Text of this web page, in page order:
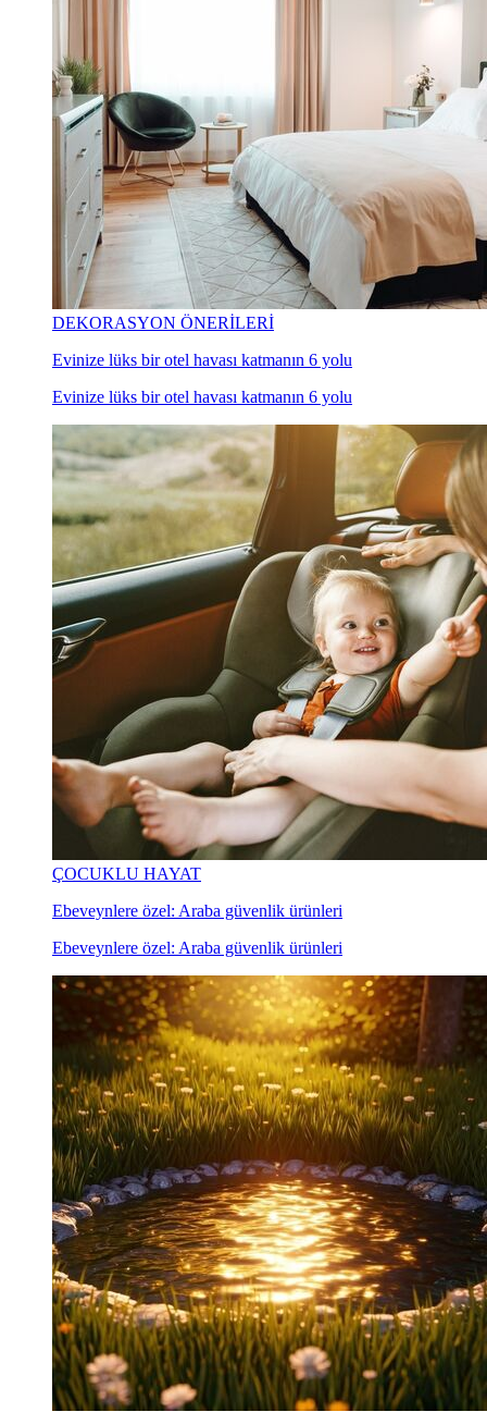
DEKORASYON ÖNERİLERİ
Evinize lüks bir otel havası katmanın 6 yolu
Evinize lüks bir otel havası katmanın 6 yolu
ÇOCUKLU HAYAT
Ebeveynlere özel: Araba güvenlik ürünleri
Ebeveynlere özel: Araba güvenlik ürünleri